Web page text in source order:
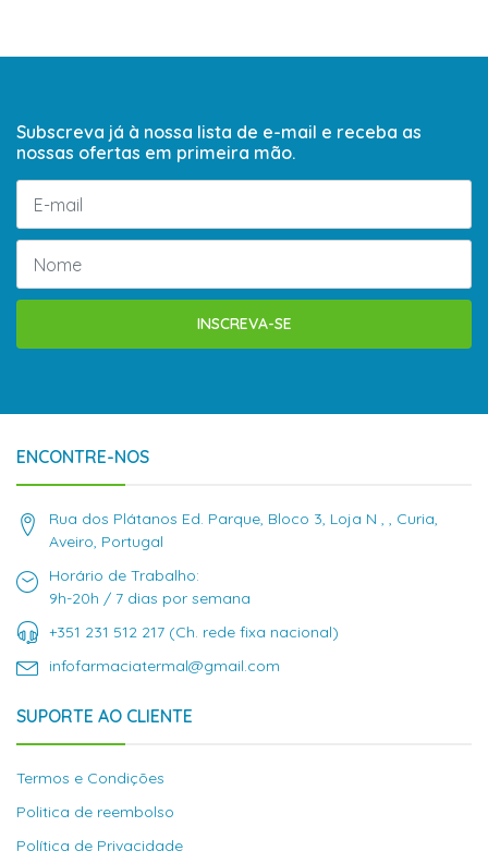
Subscreva já à nossa lista de e-mail e receba as
nossas ofertas em primeira mão.
INSCREVA-SE
ENCONTRE-NOS
Rua dos Plátanos Ed. Parque, Bloco 3, Loja N , , Curia,
Aveiro, Portugal
Horário de Trabalho:
9h-20h / 7 dias por semana
+351 231 512 217 (Ch. rede fixa nacional)
infofarmaciatermal@gmail.com
SUPORTE AO CLIENTE
Termos e Condições
Politica de reembolso
Política de Privacidade